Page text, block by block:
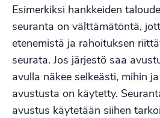
Esimerkiksi hankkeiden
seuranta on välttämätöntä,
etenemistä ja rahoituksen
seurata. Jos järjestö saa
avulla näkee selkeästi, mihin
avustusta on käytetty.
avustus käytetään siihen